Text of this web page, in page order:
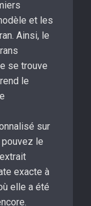
et les
Ainsi, le
se trouve
le
sur
le
exacte à
elle a été